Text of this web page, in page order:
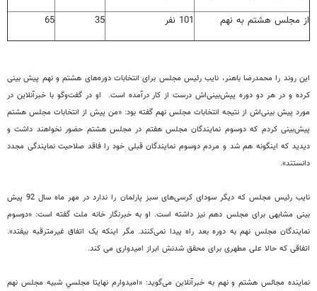
از مجلس هشتم به نهم 101 نفر 35
65
این روند را محمدرضا باهنر، نایب رئیس مجلس برای انتخابات دوره‌های هشتم و نهم پیش بینی
کرده و در هر دو دوره پیش‌بینی‌اش درست از کار درآمده است. او در گفت‌وگو با خبرآنلاین در
مورد پیش بینی‌اش از نتیجه انتخابات مجلس نهم گفته بود: «من پیش از انتخابات مجلس هشتم
پیش‌بینی کردم که دوسوم نمایندگان مجلس هفتم در مجلس هشتم حضور نخواهند داشت و
دیدید که اینگونه هم شد و مردم دوسوم نمایندگان قبلی خود را فاقد صلاحیت نمایندگی مجدد
دانستند».
نایب رئیس مجلس که دیگر سودای کرسی‌های سبز پارلمان را ندارد در مهر ماه سال 92 پیش
بینی مشابهی برای مجلس دهم نیز داشته است. او به خبرنگار خانه ملت گفته است: «دوسوم
نمایندگان مجلس نهم به دوره بعد راه پیدا نمی‌کنند. مگر اینکه یک اتفاق غیرمترقبه بیفتد».
اتفاقی که حالا علی مطهری برای محقق شدنش ابراز امیدواری می کند.
نماینده مجالس هشتم و نهم به خبرآنلاین می‌گوید: «اميدوارم نهايتا مجلسي شبيه مجلس نهم